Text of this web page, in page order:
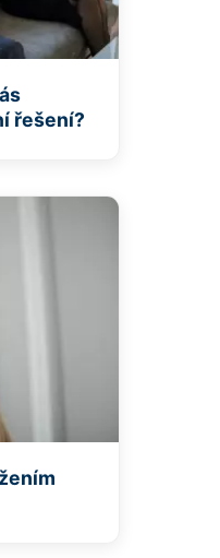
řešení?